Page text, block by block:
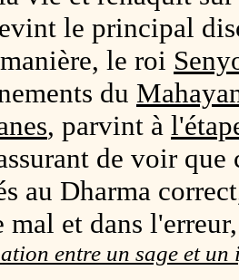
le principal
le roi
du
, parvint à
de voir que
au Dharma
mal et dans
entre un sage et